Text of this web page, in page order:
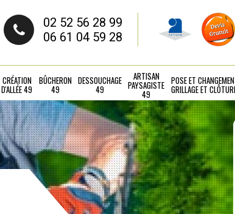
02 52 56 28 99
06 61 04 59 28
CRÉATION
D'ALLÉE 49
BÛCHERON
49
DESSOUCHAGE
49
ARTISAN
PAYSAGISTE
49
POSE ET
GRILLAGE ET